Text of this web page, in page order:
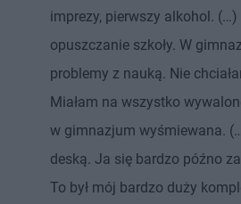
imprezy, pierwszy alkohol. (…)
opuszczanie szkoły. W
problemy z nauką. Nie
Miałam na wszystko
w gimnazjum wyśmiewana.
deską. Ja się bardzo późno
To był mój bardzo duży